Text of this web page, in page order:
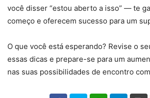
você disser “estou aberto a isso” — te
começo e oferecem sucesso para um
O que você está esperando? Revise o
essas dicas e prepare-se para um
nas suas possibilidades de encontro